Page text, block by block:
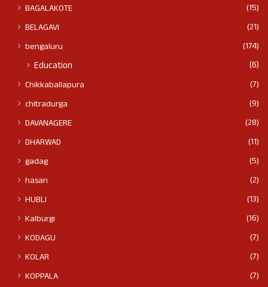
BAGALAKOTE
(15)
BELAGAVI
(21)
bengaluru
(174)
Education (6)
Chikkaballapura
(7)
chitradurga
(9)
DAVANAGERE
(28)
DHARWAD
(11)
gadag
(5)
hasan
(2)
HUBLI
(13)
Kalburgi
(16)
KODAGU
(7)
KOLAR
(7)
KOPPALA
(7)